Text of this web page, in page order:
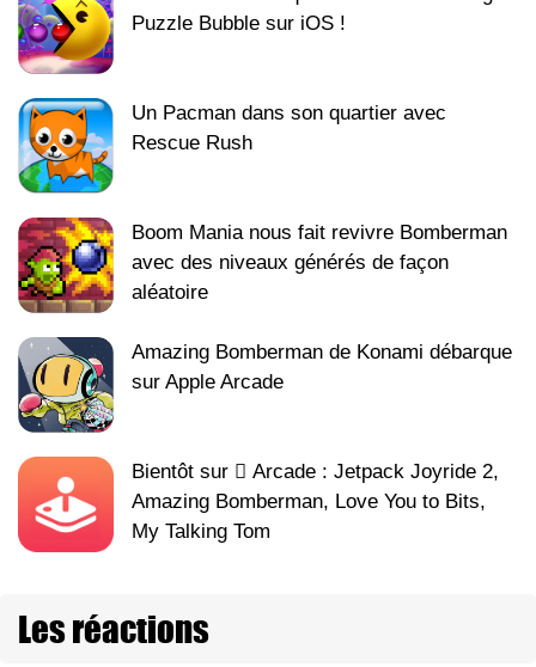
Puzzle Bubble sur iOS !
Un Pacman dans son quartier avec
Rescue Rush
Boom Mania nous fait revivre Bomberman
avec des niveaux générés de façon
aléatoire
Amazing Bomberman de Konami débarque
sur Apple Arcade
Bientôt sur  Arcade : Jetpack Joyride 2,
Amazing Bomberman, Love You to Bits,
My Talking Tom
Les réactions